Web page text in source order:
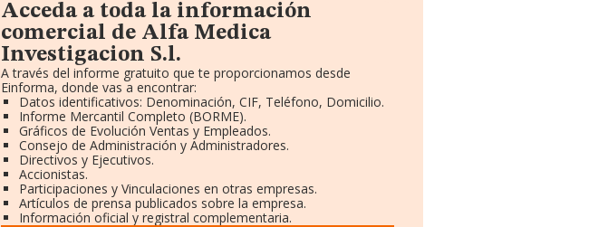
Acceda a toda la información
comercial de Alfa Medica
Investigacion S.l.
A través del informe gratuito que te proporcionamos desde
Einforma, donde vas a encontrar:
Datos identificativos: Denominación, CIF, Teléfono, Domicilio.
Informe Mercantil Completo (BORME).
Gráficos de Evolución Ventas y Empleados.
Consejo de Administración y Administradores.
Directivos y Ejecutivos.
Accionistas.
Participaciones y Vinculaciones en otras empresas.
Artículos de prensa publicados sobre la empresa.
Información oficial y registral complementaria.